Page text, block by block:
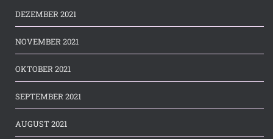
DEZEMBER 2021
NOVEMBER 2021
OKTOBER 2021
SEPTEMBER 2021
AUGUST 2021